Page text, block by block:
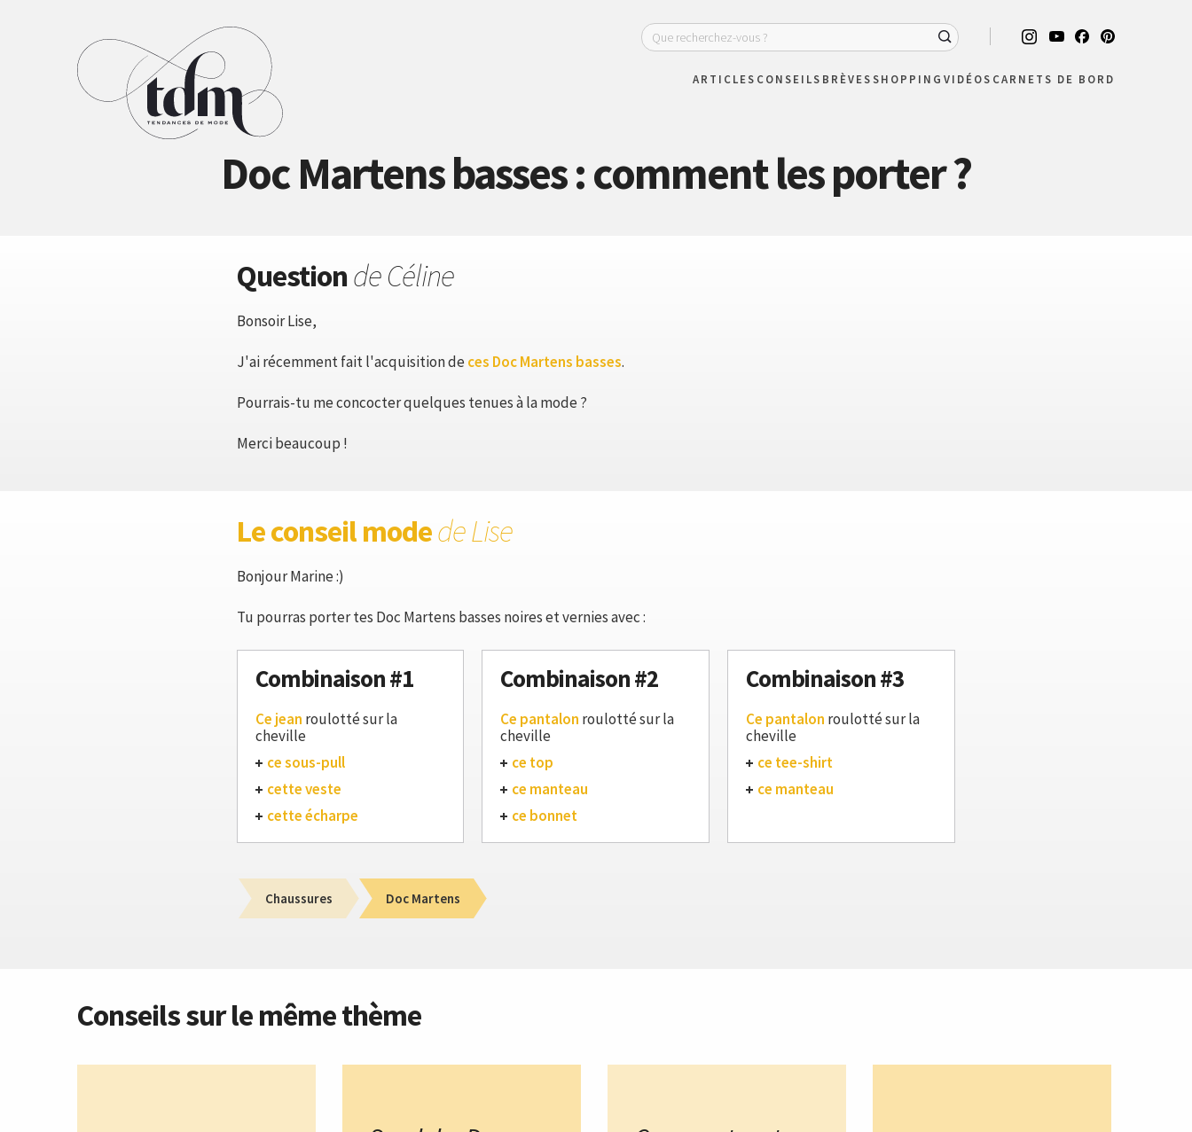
ARTICLES CONSEILS BRÈVESSHOPPING VIDÉOS CARNETS DE BORD
Doc Martens basses : comment les porter ?
Questionde Céline
Bonsoir Lise,
J'ai récemment fait l'acquisition de ces Doc Martens basses.
Pourrais-tu me concocter quelques tenues à la mode ?
Merci beaucoup !
Le conseil modede Lise
Bonjour Marine :)
Tu pourras porter tes Doc Martens basses noires et vernies avec :
Combinaison #1
Ce jean roulotté sur la
cheville
ce sous-pull
cette veste
cette écharpe
Combinaison #2
Ce pantalon roulotté sur la
cheville
ce top
ce manteau
ce bonnet
Combinaison #3
Ce pantalon roulotté sur la
cheville
ce tee-shirt
ce manteau
Chaussures Doc Martens
Conseils sur le même thème